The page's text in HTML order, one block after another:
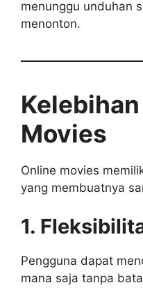
menunggu unduhan
menonton.
Movies
Online movies
yang membuatnya
1.
Pengguna dapat
mana saja tanpa